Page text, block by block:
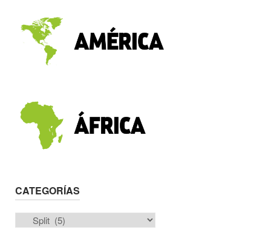
CATEGORÍAS
Categorías